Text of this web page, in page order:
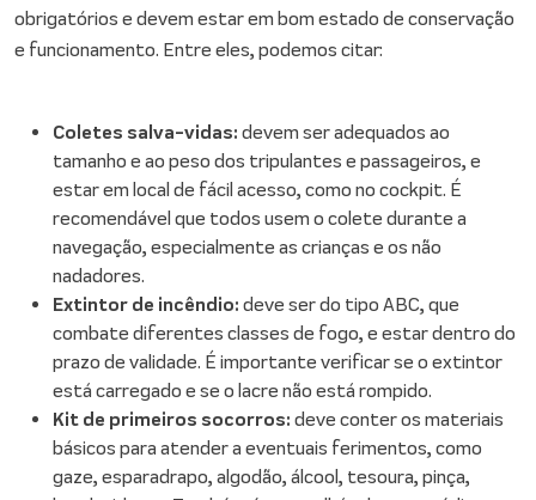
obrigatórios e devem estar em bom estado de conservação
e funcionamento. Entre eles, podemos citar:
Coletes salva-vidas: devem ser adequados ao
tamanho e ao peso dos tripulantes e passageiros, e
estar em local de fácil acesso, como no cockpit. É
recomendável que todos usem o colete durante a
navegação, especialmente as crianças e os não
nadadores.
Extintor de incêndio: deve ser do tipo ABC, que
combate diferentes classes de fogo, e estar dentro do
prazo de validade. É importante verificar se o extintor
está carregado e se o lacre não está rompido.
Kit de primeiros socorros: deve conter os materiais
básicos para atender a eventuais ferimentos, como
gaze, esparadrapo, algodão, álcool, tesoura, pinça,